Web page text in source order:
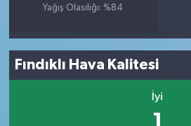
Yağış Olasılığı: %84
Fındıklı Hava Kalitesi
İyi
1